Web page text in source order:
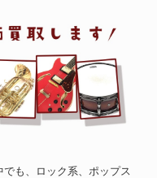
も、ロック系、ポップス